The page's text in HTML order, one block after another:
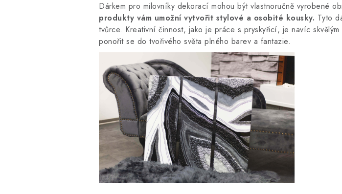
Dárkem pro milovníky dekorací mohou být vlastnoručně vyrobené
produkty vám umožní vytvořit stylové a osobité kousky. Tyto
tvůrce. Kreativní činnost, jako je práce s pryskyřicí, je navíc
ponořit se do tvořivého světa plného barev a fantazie.